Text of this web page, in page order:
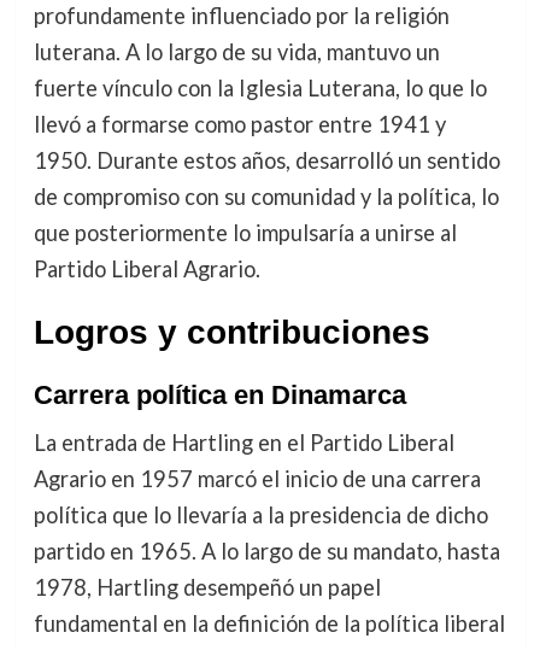
profundamente influenciado por la religión
luterana. A lo largo de su vida, mantuvo un
fuerte vínculo con la Iglesia Luterana, lo que lo
llevó a formarse como pastor entre 1941 y
1950. Durante estos años, desarrolló un sentido
de compromiso con su comunidad y la política, lo
que posteriormente lo impulsaría a unirse al
Partido Liberal Agrario.
Logros y contribuciones
Carrera política en Dinamarca
La entrada de Hartling en el Partido Liberal
Agrario en 1957 marcó el inicio de una carrera
política que lo llevaría a la presidencia de dicho
partido en 1965. A lo largo de su mandato, hasta
1978, Hartling desempeñó un papel
fundamental en la definición de la política liberal